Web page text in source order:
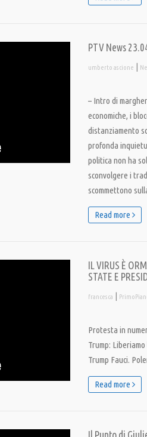
PTV News
umberto ascione |
– Intro di
economiche, i
distanziamento
profonda
politica non ha
sconvolgere i
scommettono
Read more
IL VIRUS È
STATE E
francesca |
Protesta in
Trump:
Trump Fauci.
Read more